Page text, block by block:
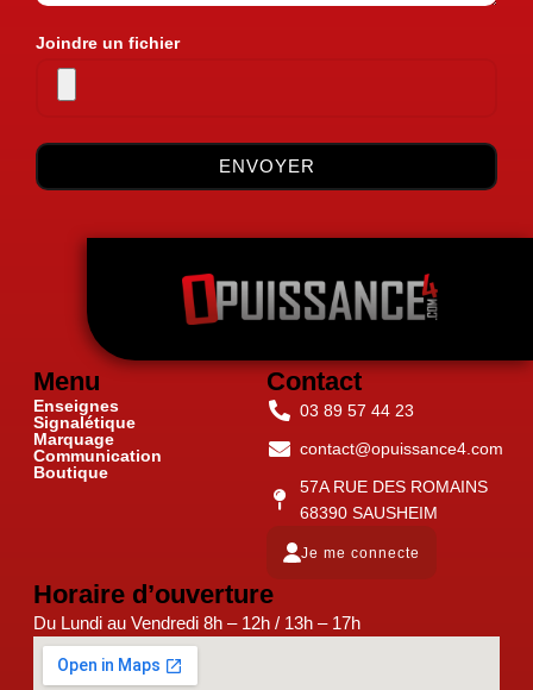
Joindre un fichier
ENVOYER
Menu
Enseignes
Signalétique
Marquage
Communication
Boutique
Contact
03 89 57 44 23
contact@opuissance4.com
57A RUE DES ROMAINS
68390 SAUSHEIM
Je me connecte
Horaire d’ouverture
Du Lundi au Vendredi 8h – 12h / 13h – 17h